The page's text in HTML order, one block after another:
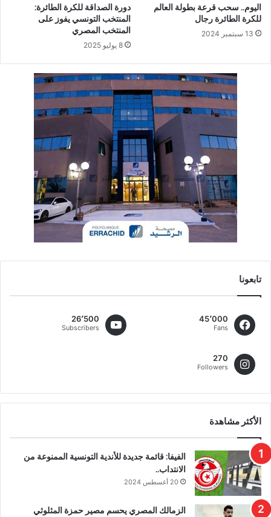
اليوم.. سحب قرعة بطولة العالم
للكرة الطائرة رجال
13 سبتمبر 2024
دورة الصداقة للكرة الطائرة:
المنتخب التونسي يفوز على
المنتخب المصري
8 يوليو 2025
تابعونا
45٬000
Fans
26٬500
Subscribers
270
Followers
الأكثر مشاهدة
الفيفا: قائمة جديدة للأندية التونسية الممنوعة من
الانتداب..
20 أغسطس 2024
الزمالك المصري يحسم مصير حمزة المثلوثي